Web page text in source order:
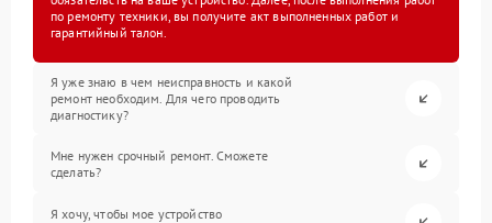
по ремонту техники, вы получите акт выполненных работ и
гарантийный талон.
Я уже знаю в чем неисправность и какой
ремонт необходим. Для чего проводить
диагностику?
Мне нужен срочный ремонт. Сможете
сделать?
Я хочу, чтобы мое устройство